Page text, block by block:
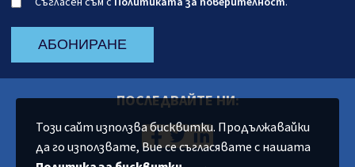
АБОНИРАНЕ
ПОСЛЕДВАЙТЕ НИ:
Този сайт използва бисквитки. Продължавайки
да го използвате, Вие се съгласявате с нашата